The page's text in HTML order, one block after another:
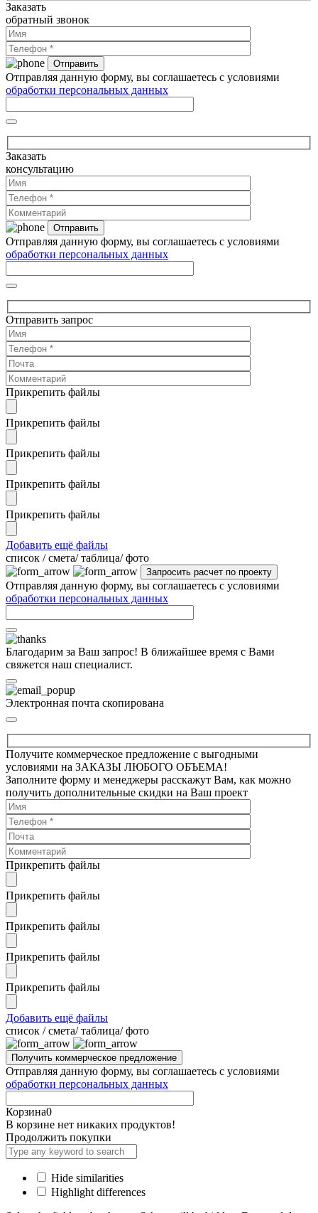
Заказать
обратный звонок
Отправляя данную форму, вы соглашаетесь с условиями
обработки персональных данных
Заказать
консультацию
Отправляя данную форму, вы соглашаетесь с условиями
обработки персональных данных
Отправить запрос
Прикрепить файлы
Прикрепить файлы
Прикрепить файлы
Прикрепить файлы
Прикрепить файлы
Добавить ещё файлы
cписок / смета/ таблица/ фото
Отправляя данную форму, вы соглашаетесь с условиями
обработки персональных данных
Благодарим за Ваш запрос! В ближайшее время с Вами
свяжется наш специалист.
Электронная почта скопирована
Получите коммерческое предложение с выгодными
условиями на ЗАКАЗЫ ЛЮБОГО ОБЪЕМА!
Заполните форму и менеджеры расскажут Вам, как можно
получить дополнительные скидки на Ваш проект
Прикрепить файлы
Прикрепить файлы
Прикрепить файлы
Прикрепить файлы
Прикрепить файлы
Добавить ещё файлы
cписок / смета/ таблица/ фото
Отправляя данную форму, вы соглашаетесь с условиями
обработки персональных данных
Корзина0
В корзине нет никаких продуктов!
Продолжить покупки
Hide similarities
Highlight differences